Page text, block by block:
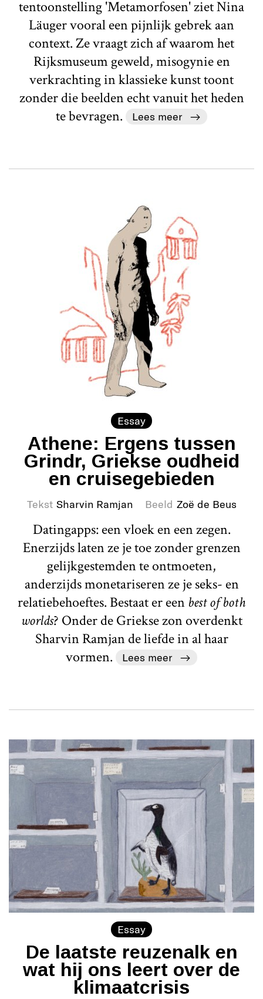
tentoonstelling 'Metamorfosen' ziet Nina
Läuger vooral een pijnlijk gebrek aan
context. Ze vraagt zich af waarom het
Rijksmuseum geweld, misogynie en
verkrachting in klassieke kunst toont
zonder die beelden echt vanuit het heden
te bevragen.
Lees meer
Essay
Athene: Ergens tussen
Grindr, Griekse oudheid
en cruisegebieden
Tekst Sharvin Ramjan Beeld Zoë de Beus
Datingapps: een vloek en een zegen.
Enerzijds laten ze je toe zonder grenzen
gelijkgestemden te ontmoeten,
anderzijds monetariseren ze je seks- en
relatiebehoeftes. Bestaat er een best of both
worlds? Onder de Griekse zon overdenkt
Sharvin Ramjan de liefde in al haar
vormen.
Lees meer
Essay
De laatste reuzenalk en
wat hij ons leert over de
klimaatcrisis